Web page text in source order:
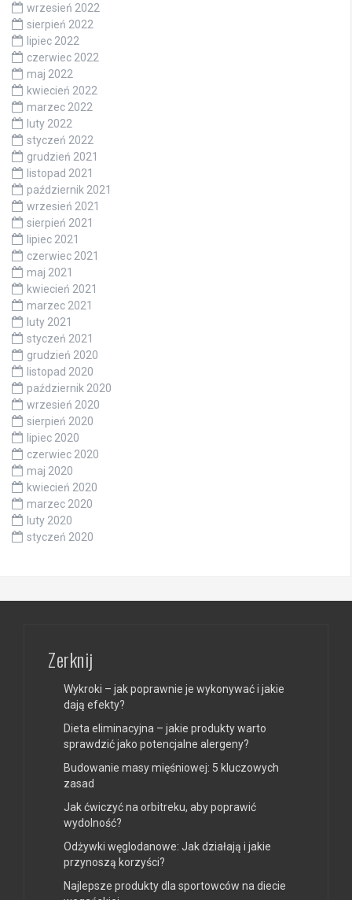
wrzesień 2022
sierpień 2022
lipiec 2022
czerwiec 2022
maj 2022
kwiecień 2022
marzec 2022
luty 2022
styczeń 2022
grudzień 2021
listopad 2021
październik 2021
wrzesień 2021
sierpień 2021
lipiec 2021
czerwiec 2021
maj 2021
kwiecień 2021
marzec 2021
luty 2021
styczeń 2021
grudzień 2020
listopad 2020
październik 2020
wrzesień 2020
sierpień 2020
lipiec 2020
czerwiec 2020
maj 2020
kwiecień 2020
marzec 2020
luty 2020
styczeń 2020
Zerknij
Wykroki – jak poprawnie je wykonywać i jakie
dają efekty?
Dieta eliminacyjna – jakie produkty warto
sprawdzić jako potencjalne alergeny?
Budowanie masy mięśniowej: 5 kluczowych
zasad
Jak ćwiczyć na orbitreku, aby poprawić
wydolność?
Odżywki węglodanowe: Jak działają i jakie
przynoszą korzyści?
Najlepsze produkty dla sportowców na diecie